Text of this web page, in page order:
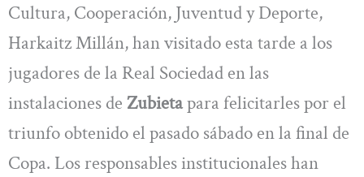
Cultura, Cooperación, Juventud y Deporte,
Harkaitz Millán, han visitado esta tarde a los
jugadores de la Real Sociedad en las
instalaciones de Zubietapara felicitarles por el
triunfo obtenido el pasado sábado en la final de
Copa. Los responsables institucionales han